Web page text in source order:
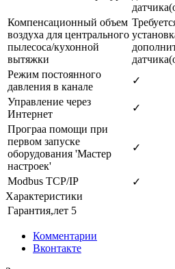
Компенсационный объем
воздуха для центрального
пылесоса/кухонной
вытяжки
Режим постоянного
давления в канале
✓
Управление через
Интернет
✓
Програа помощи при
первом запуске
оборудования 'Мастер
настроек'
✓
Modbus TCP/IP
✓
Характеристики
Гарантия,лет 5
Комментарии
Вконтакте